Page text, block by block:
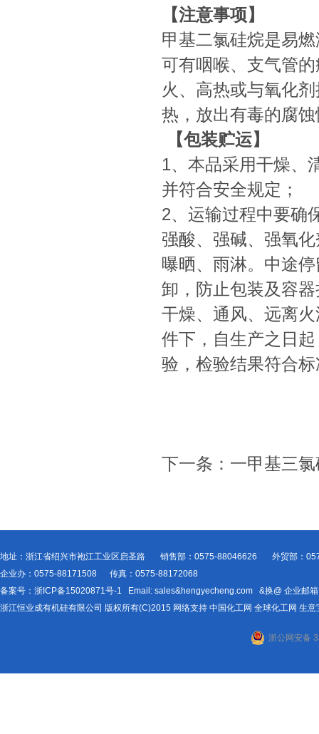
【注意事项】
甲基二氯硅烷是易
可有咽喉、支气管
火、高热或与氧化
热，放出有毒的腐
【包装贮运】
1、本品采用干燥、
并符合安全规定；
2、运输过程中要确
强酸、强碱、强氧
曝晒、雨淋。中途
卸，防止包装及容
干燥、通风、远离
件下，自生产之日
验，检验结果符合
下一条： 一甲基三
地址：浙江省绍兴市袍江工业区启圣路 销售部：0575-88046626 外贸部：
企业办：0575-88171508 传真：0575-88172068
备案号： 浙ICP备15020871号-1 Email: sales&hengyecheng.com &换@ 企业邮箱
浙江恒业成有机硅有限公司 版权所有(C)2015 网络支持 中国化工网 全球化工网 生意
浙公网安备